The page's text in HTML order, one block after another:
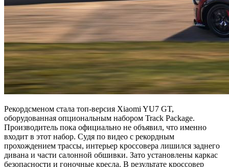
Рекордсменом стала топ-версия Xiaomi YU7 GT,
оборудованная опциональным набором Track Package.
Производитель пока официально не объявил, что именно
входит в этот набор. Судя по видео с рекордным
прохождением трассы, интерьер кроссовера лишился заднего
дивана и части салонной обшивки. Зато установлены каркас
безопасности и гоночные кресла. В результате кроссовер